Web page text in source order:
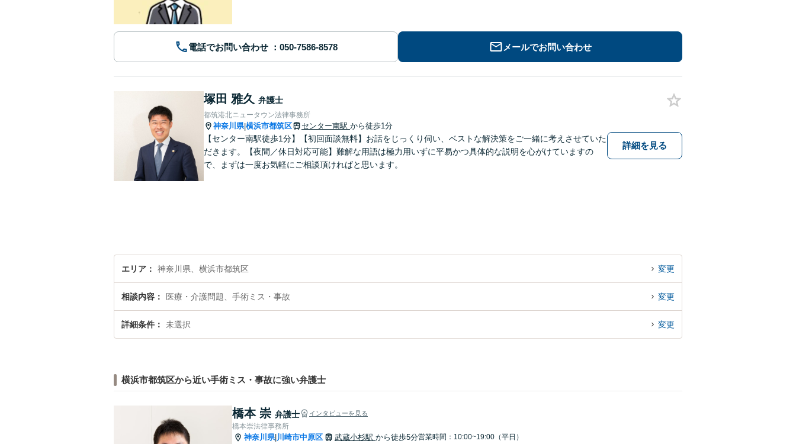
電話でお問い合わせ メールでお問い合わせ
塚田 雅久 弁護士
都筑港北ニュータウン法律事務所
神奈川県|横浜市都筑区 センター南駅 から徒歩1分
【センター南駅徒歩1分】【初回面談無料】お話をじっくり伺い、ベストな解決策をご一緒に考えさせていた
だきます。【夜間／休日対応可能】難解な用語は極力用いずに平易かつ具体的な説明を心がけていますの
で、まずは一度お気軽にご相談頂ければと思います。
詳細を見る
エリア 神奈川県、横浜市都筑区 変更
相談内容 医療・介護問題、手術ミス・事故 変更
詳細条件 未選択 変更
横浜市都筑区から近い手術ミス・事故に強い弁護士
橋本 崇 弁護士 インタビューを見る
橋本崇法律事務所
神奈川県| 川崎市中原区 武蔵小杉駅 から徒歩5分営業時間：10:00~19:00（平日）